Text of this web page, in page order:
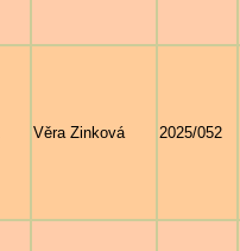
Věra Zinková 2025/052